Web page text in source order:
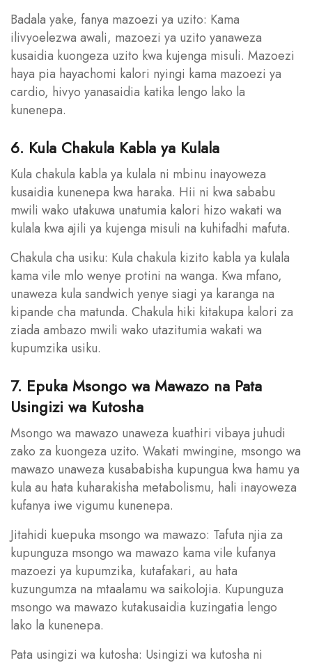
Badala yake, fanya mazoezi ya uzito: Kama
ilivyoelezwa awali, mazoezi ya uzito yanaweza
kusaidia kuongeza uzito kwa kujenga misuli. Mazoezi
haya pia hayachomi kalori nyingi kama mazoezi ya
cardio, hivyo yanasaidia katika lengo lako la
kunenepa.
6. Kula Chakula Kabla ya Kulala
Kula chakula kabla ya kulala ni mbinu inayoweza
kusaidia kunenepa kwa haraka. Hii ni kwa sababu
mwili wako utakuwa unatumia kalori hizo wakati wa
kulala kwa ajili ya kujenga misuli na kuhifadhi mafuta.
Chakula cha usiku: Kula chakula kizito kabla ya kulala
kama vile mlo wenye protini na wanga. Kwa mfano,
unaweza kula sandwich yenye siagi ya karanga na
kipande cha matunda. Chakula hiki kitakupa kalori za
ziada ambazo mwili wako utazitumia wakati wa
kupumzika usiku.
7. Epuka Msongo wa Mawazo na Pata
Usingizi wa Kutosha
Msongo wa mawazo unaweza kuathiri vibaya juhudi
zako za kuongeza uzito. Wakati mwingine, msongo wa
mawazo unaweza kusababisha kupungua kwa hamu ya
kula au hata kuharakisha metabolismu, hali inayoweza
kufanya iwe vigumu kunenepa.
Jitahidi kuepuka msongo wa mawazo: Tafuta njia za
kupunguza msongo wa mawazo kama vile kufanya
mazoezi ya kupumzika, kutafakari, au hata
kuzungumza na mtaalamu wa saikolojia. Kupunguza
msongo wa mawazo kutakusaidia kuzingatia lengo
lako la kunenepa.
Pata usingizi wa kutosha: Usingizi wa kutosha ni